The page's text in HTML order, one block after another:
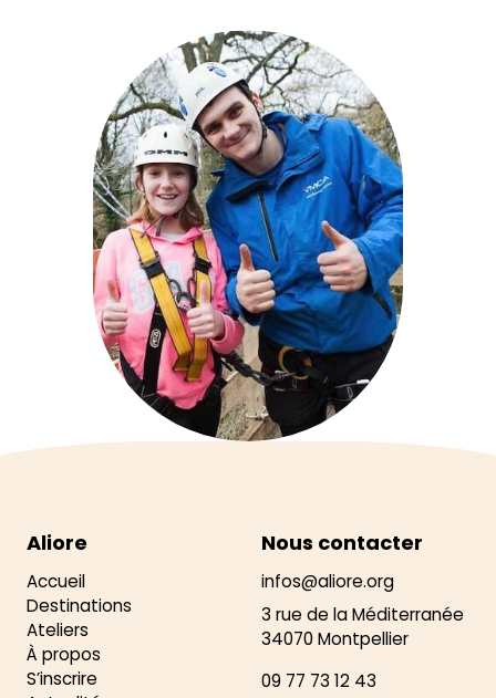
Aliore
Accueil
Destinations
Ateliers
À propos
S’inscrire
Nous contacter
infos@aliore.org
3 rue de la Méditerranée
34070 Montpellier
09 77 73 12 43